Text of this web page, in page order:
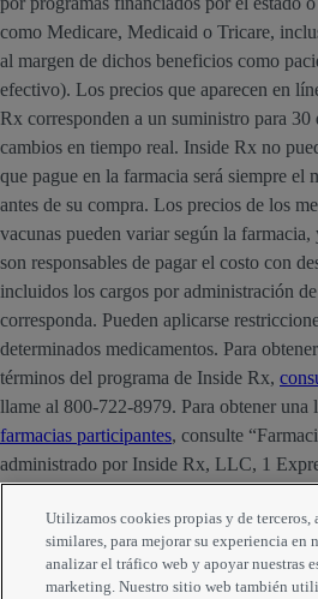
como Medicare, Medicaid o Tricare,
al margen de dichos beneficios como
efectivo). Los precios que aparecen en
Rx corresponden a un suministro para 30
cambios en tiempo real. Inside Rx no
que pague en la farmacia será siempre el
antes de su compra. Los precios de los
vacunas pueden variar según la
son responsables de pagar el costo con
incluidos los cargos por administración
corresponda. Pueden aplicarse
determinados medicamentos. Para
términos del programa de Inside Rx,
llame al 800-722-8979. Para obtener una
farmacias participantes, consulte
administrado por Inside Rx, LLC, 1
Strategic Development, Inc.
Utilizamos cookies propias y de terceros,
similares, para mejorar su experiencia en
analizar el tráfico web y apoyar nuestras
marketing. Nuestro sitio web también